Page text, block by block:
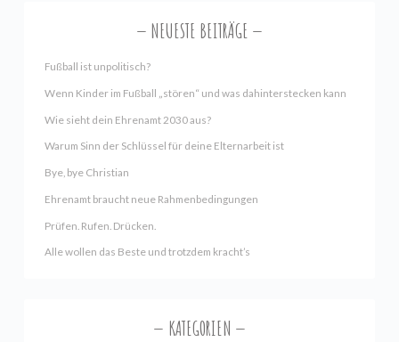
NEUESTE BEITRÄGE
Fußball ist unpolitisch?
Wenn Kinder im Fußball „stören“ und was dahinterstecken kann
Wie sieht dein Ehrenamt 2030 aus?
Warum Sinn der Schlüssel für deine Elternarbeit ist
Bye, bye Christian
Ehrenamt braucht neue Rahmenbedingungen
Prüfen. Rufen. Drücken.
Alle wollen das Beste und trotzdem kracht’s
KATEGORIEN